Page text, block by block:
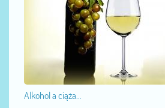
Alkohol a ciąża...